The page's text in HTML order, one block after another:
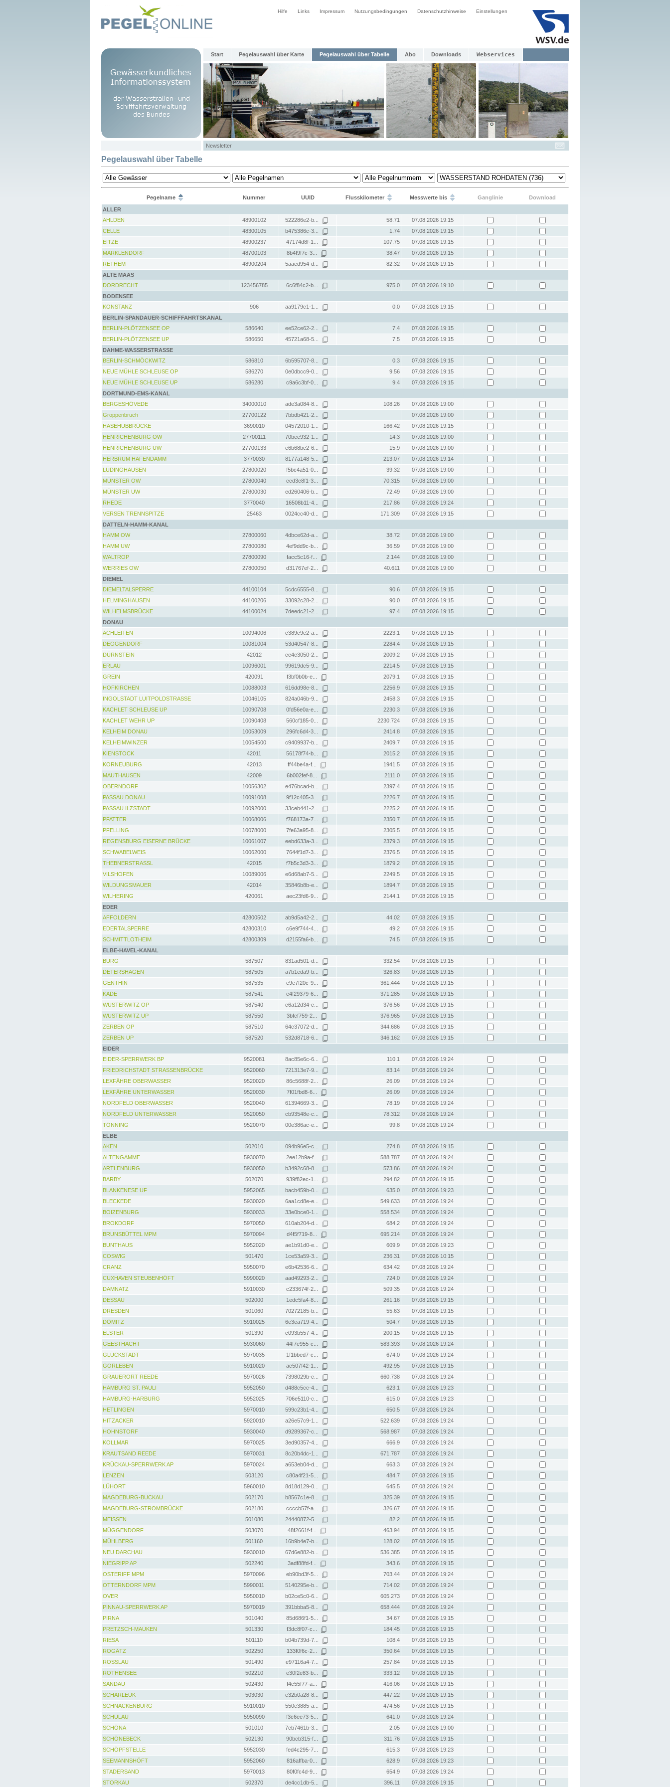
Hilfe Links Impressum Nutzungsbedingungen Datenschutzhinweise Einstellungen
Start Pegelauswahl über Karte Pegelauswahl über Tabelle Abo Downloads Webservices
Newsletter
Pegelauswahl über Tabelle
Pegelname Nummer UUID Flusskilometer Messwerte bis Ganglinie
Download
ALLER
AHLDEN
48900102 522286e2-b... 58.71
07.08.2026 19:15
CELLE
48300105 b475386c-3... 1.74
07.08.2026 19:15
EITZE
48900237 47174d8f-1... 107.75
07.08.2026 19:15
MARKLENDORF
48700103 8b4f9f7c-3... 38.47
07.08.2026 19:15
RETHEM
48900204 5aaed954-d... 82.32
07.08.2026 19:15
ALTE MAAS
DORDRECHT
123456785 6c6f84c2-b... 975.0
07.08.2026 19:10
BODENSEE
KONSTANZ
906 aa9179c1-1... 0.0
07.08.2026 19:15
BERLIN-SPANDAUER-SCHIFFFAHRTSKANAL
BERLIN-PLÖTZENSEE OP
586640 ee52ce62-2... 7.4
07.08.2026 19:15
BERLIN-PLÖTZENSEE UP
586650 45721a68-5... 7.5
07.08.2026 19:15
DAHME-WASSERSTRASSE
BERLIN-SCHMÖCKWITZ
586810 6b595707-8... 0.3
07.08.2026 19:15
NEUE MÜHLE SCHLEUSE OP
586270 0e0dbcc9-0... 9.56
07.08.2026 19:15
NEUE MÜHLE SCHLEUSE UP
586280 c9a6c3bf-0... 9.4
07.08.2026 19:15
DORTMUND-EMS-KANAL
BERGESHÖVEDE
34000010 ade3a084-8... 108.26
07.08.2026 19:00
Groppenbruch
27700122 7bbdb421-2...
07.08.2026 19:00
HASEHUBBRÜCKE
3690010 04572010-1... 166.42
07.08.2026 19:15
HENRICHENBURG OW
27700111 70bee932-1... 14.3
07.08.2026 19:00
HENRICHENBURG UW
27700133 e6b68bc2-6... 15.9
07.08.2026 19:00
HERBRUM HAFENDAMM
3770030 8177a148-5... 213.07
07.08.2026 19:14
LÜDINGHAUSEN
27800020 f5bc4a51-0... 39.32
07.08.2026 19:00
MÜNSTER OW
27800040 ccd3e8f1-3... 70.315
07.08.2026 19:00
MÜNSTER UW
27800030 ed260406-b... 72.49
07.08.2026 19:00
RHEDE
3770040 16508b11-4... 217.86
07.08.2026 19:24
VERSEN TRENNSPITZE
25463 0024cc40-d... 171.309
07.08.2026 19:15
DATTELN-HAMM-KANAL
HAMM OW
27800060 4dbce62d-a... 38.72
07.08.2026 19:00
HAMM UW
27800080 4ef9dd9c-b... 36.59
07.08.2026 19:00
WALTROP
27800090 facc5c16-f... 2.144
07.08.2026 19:00
WERRIES OW
27800050 d31767ef-2... 40.611
07.08.2026 19:00
DIEMEL
DIEMELTALSPERRE
44100104 5cdc6555-8... 90.6
07.08.2026 19:15
HELMINGHAUSEN
44100206 33092c28-2... 90.0
07.08.2026 19:15
WILHELMSBRÜCKE
44100024 7deedc21-2... 97.4
07.08.2026 19:15
DONAU
ACHLEITEN
10094006 c389c9e2-a... 2223.1
07.08.2026 19:15
DEGGENDORF
10081004 53d40547-8... 2284.4
07.08.2026 19:15
DÜRNSTEIN
42012 ce4e3050-2... 2009.2
07.08.2026 19:15
ERLAU
10096001 99619dc5-9... 2214.5
07.08.2026 19:15
GREIN
420091 f3bf0b0b-e... 2079.1
07.08.2026 19:15
HOFKIRCHEN
10088003 616dd98e-8... 2256.9
07.08.2026 19:15
INGOLSTADT LUITPOLDSTRASSE
10046105 824a046b-9... 2458.3
07.08.2026 19:15
KACHLET SCHLEUSE UP
10090708 0fd56e0a-e... 2230.3
07.08.2026 19:16
KACHLET WEHR UP
10090408 560cf185-0... 2230.724
07.08.2026 19:15
KELHEIM DONAU
10053009 296fc6d4-3... 2414.8
07.08.2026 19:15
KELHEIMWINZER
10054500 c9409937-b... 2409.7
07.08.2026 19:15
KIENSTOCK
42011 56178f74-b... 2015.2
07.08.2026 19:15
KORNEUBURG
42013 ff44be4a-f... 1941.5
07.08.2026 19:15
MAUTHAUSEN
42009 6b002fef-8... 2111.0
07.08.2026 19:15
OBERNDORF
10056302 e476bcad-b... 2397.4
07.08.2026 19:15
PASSAU DONAU
10091008 9f12c405-3... 2226.7
07.08.2026 19:15
PASSAU ILZSTADT
10092000 33ceb441-2... 2225.2
07.08.2026 19:15
PFATTER
10068006 f768173a-7... 2350.7
07.08.2026 19:15
PFELLING
10078000 7fe63a95-8... 2305.5
07.08.2026 19:15
REGENSBURG EISERNE BRÜCKE
10061007 eebd633a-3... 2379.3
07.08.2026 19:15
SCHWABELWEIS
10062000 7644f1d7-3... 2376.5
07.08.2026 19:15
THEBNERSTRASSL
42015 f7b5c3d3-3... 1879.2
07.08.2026 19:15
VILSHOFEN
10089006 e6d68ab7-5... 2249.5
07.08.2026 19:15
WILDUNGSMAUER
42014 35846b8b-e... 1894.7
07.08.2026 19:15
WILHERING
420061 aec23fd6-9... 2144.1
07.08.2026 19:15
EDER
AFFOLDERN
42800502 ab9d5a42-2... 44.02
07.08.2026 19:15
EDERTALSPERRE
42800310 c6e9f744-4... 49.2
07.08.2026 19:15
SCHMITTLOTHEIM
42800309 d2155fa6-b... 74.5
07.08.2026 19:15
ELBE-HAVEL-KANAL
BURG
587507 831ad501-d... 332.54
07.08.2026 19:15
DETERSHAGEN
587505 a7b1eda9-b... 326.83
07.08.2026 19:15
GENTHIN
587535 e9e7f20c-9... 361.444
07.08.2026 19:15
KADE
587541 e4f29379-6... 371.285
07.08.2026 19:15
WUSTERWITZ OP
587540 c6a12d34-c... 376.56
07.08.2026 19:15
WUSTERWITZ UP
587550 3bfcf759-2... 376.965
07.08.2026 19:15
ZERBEN OP
587510 64c37072-d... 344.686
07.08.2026 19:15
ZERBEN UP
587520 532d8718-6... 346.162
07.08.2026 19:15
EIDER
EIDER-SPERRWERK BP
9520081 8ac85e6c-6... 110.1
07.08.2026 19:24
FRIEDRICHSTADT STRASSENBRÜCKE
9520060 721313e7-9... 83.14
07.08.2026 19:24
LEXFÄHRE OBERWASSER
9520020 86c5688f-2... 26.09
07.08.2026 19:24
LEXFÄHRE UNTERWASSER
9520030 7f01fbd8-6... 26.09
07.08.2026 19:24
NORDFELD OBERWASSER
9520040 61394669-3... 78.19
07.08.2026 19:24
NORDFELD UNTERWASSER
9520050 cb93548e-c... 78.312
07.08.2026 19:24
TÖNNING
9520070 00e386ac-e... 99.8
07.08.2026 19:24
ELBE
AKEN
502010 094b96e5-c... 274.8
07.08.2026 19:15
ALTENGAMME
5930070 2ee12b9a-f... 588.787
07.08.2026 19:24
ARTLENBURG
5930050 b3492c68-8... 573.86
07.08.2026 19:24
BARBY
502070 939f82ec-1... 294.82
07.08.2026 19:15
BLANKENESE UF
5952065 bacb459b-0... 635.0
07.08.2026 19:23
BLECKEDE
5930020 6aa1cd8e-e... 549.633
07.08.2026 19:24
BOIZENBURG
5930033 33e0bce0-1... 558.534
07.08.2026 19:24
BROKDORF
5970050 610ab204-d... 684.2
07.08.2026 19:24
BRUNSBÜTTEL MPM
5970094 d4f5f719-8... 695.214
07.08.2026 19:24
BUNTHAUS
5952020 ae1b91d0-e... 609.9
07.08.2026 19:23
COSWIG
501470 1ce53a59-3... 236.31
07.08.2026 10:15
CRANZ
5950070 e6b42536-6... 634.42
07.08.2026 19:24
CUXHAVEN STEUBENHÖFT
5990020 aad49293-2... 724.0
07.08.2026 19:24
DAMNATZ
5910030 c233674f-2... 509.35
07.08.2026 19:24
DESSAU
502000 1edc5fa4-8... 261.16
07.08.2026 19:15
DRESDEN
501060 70272185-b... 55.63
07.08.2026 19:15
DÖMITZ
5910025 6e3ea719-4... 504.7
07.08.2026 19:15
ELSTER
501390 c093b557-4... 200.15
07.08.2026 19:15
GEESTHACHT
5930060 44f7e955-c... 583.393
07.08.2026 19:24
GLÜCKSTADT
5970035 1f1bbed7-c... 674.0
07.08.2026 19:24
GORLEBEN
5910020 ac507f42-1... 492.95
07.08.2026 19:15
GRAUERORT REEDE
5970026 7398029b-c... 660.738
07.08.2026 19:24
HAMBURG ST. PAULI
5952050 d488c5cc-4... 623.1
07.08.2026 19:23
HAMBURG-HARBURG
5952025 706e5110-c... 615.0
07.08.2026 19:23
HETLINGEN
5970010 599c23b1-4... 650.5
07.08.2026 19:24
HITZACKER
5920010 a26e57c9-1... 522.639
07.08.2026 19:24
HOHNSTORF
5930040 d9289367-c... 568.987
07.08.2026 19:24
KOLLMAR
5970025 3ed90357-4... 666.9
07.08.2026 19:24
KRAUTSAND REEDE
5970031 8c20b4dc-1... 671.787
07.08.2026 19:24
KRÜCKAU-SPERRWERK AP
5970024 a653eb04-d... 663.3
07.08.2026 19:24
LENZEN
503120 c80a4f21-5... 484.7
07.08.2026 19:15
LÜHORT
5960010 8d18d129-0... 645.5
07.08.2026 19:24
MAGDEBURG-BUCKAU
502170 b8567c1e-8... 325.39
07.08.2026 19:15
MAGDEBURG-STROMBRÜCKE
502180 ccccb57f-a... 326.67
07.08.2026 19:15
MEISSEN
501080 24440872-5... 82.2
07.08.2026 19:15
MÜGGENDORF
503070 48f2661f-f... 463.94
07.08.2026 19:15
MÜHLBERG
501160 16b9b4e7-b... 128.02
07.08.2026 19:15
NEU DARCHAU
5930010 67d6e882-b... 536.385
07.08.2026 19:15
NIEGRIPP AP
502240 3adf88fd-f... 343.6
07.08.2026 19:15
OSTERIFF MPM
5970096 eb90bd3f-5... 703.44
07.08.2026 19:24
OTTERNDORF MPM
5990011 5140295e-b... 714.02
07.08.2026 19:24
OVER
5950010 b02ce5c0-6... 605.273
07.08.2026 19:24
PINNAU-SPERRWERK AP
5970019 391bbba5-8... 658.444
07.08.2026 19:24
PIRNA
501040 85d686f1-5... 34.67
07.08.2026 19:15
PRETZSCH-MAUKEN
501330 f3dc8f07-c... 184.45
07.08.2026 19:15
RIESA
501110 b04b739d-7... 108.4
07.08.2026 19:15
ROGÄTZ
502250 133f0f6c-2... 350.64
07.08.2026 19:15
ROSSLAU
501490 e97116a4-7... 257.84
07.08.2026 19:15
ROTHENSEE
502210 e30f2e83-b... 333.12
07.08.2026 19:15
SANDAU
502430 f4c55f77-a... 416.06
07.08.2026 19:15
SCHARLEUK
503030 e32b0a28-8... 447.22
07.08.2026 19:15
SCHNACKENBURG
5910010 550e3885-a... 474.56
07.08.2026 19:15
SCHULAU
5950090 f3c6ee73-5... 641.0
07.08.2026 19:24
SCHÖNA
501010 7cb7461b-3... 2.05
07.08.2026 19:00
SCHÖNEBECK
502130 90bcb315-f... 311.76
07.08.2026 19:15
SCHÖPFSTELLE
5952030 fed4c295-7... 615.3
07.08.2026 19:23
SEEMANNSHÖFT
5952060 816affba-0... 628.9
07.08.2026 19:23
STADERSAND
5970013 80f0fc4d-9... 654.9
07.08.2026 19:24
STORKAU
502370 de4cc1db-5... 396.11 07.08.2026 19:15